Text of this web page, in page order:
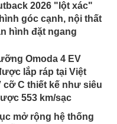
2026 "lột xác"
góc cạnh, nội thất
hình đặt ngang
Omoda 4 EV
lắp ráp tại Việt
cỡ C thiết kế như siêu
553 km/sạc
mở rộng hệ thống